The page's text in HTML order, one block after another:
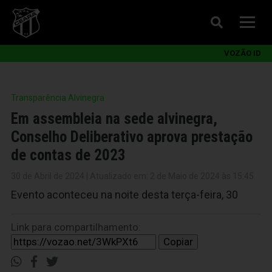
VOZÃO ID
Transparência Alvinegra
Em assembleia na sede alvinegra,
Conselho Deliberativo aprova prestação
de contas de 2023
Evento aconteceu na noite desta terça-feira, 30
Link para compartilhamento:
Copiar